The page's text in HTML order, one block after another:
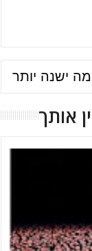
ישנה יותר
אותך